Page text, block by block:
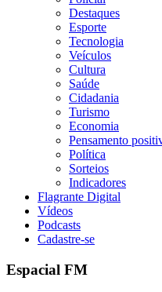
Destaques
Esporte
Tecnologia
Veículos
Cultura
Saúde
Cidadania
Turismo
Economia
Pensamento
Política
Sorteios
Indicadores
Flagrante Digital
Vídeos
Podcasts
Cadastre-se
Espacial FM